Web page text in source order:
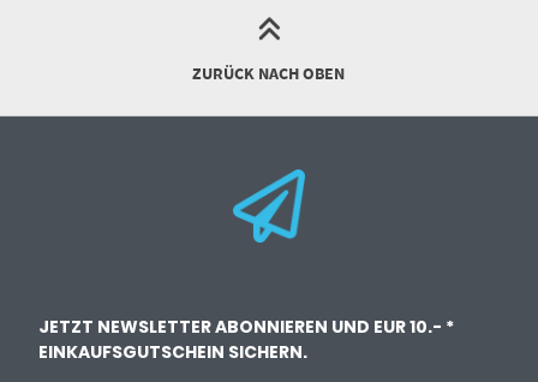
ZURÜCK NACH OBEN
JETZT NEWSLETTER ABONNIEREN UND EUR 10.- *
EINKAUFSGUTSCHEIN SICHERN.